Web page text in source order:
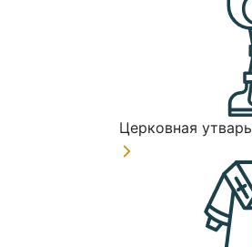
Церковная утварь